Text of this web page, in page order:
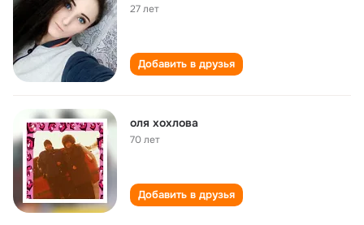
27 лет
Добавить в друзья
оля хохлова
70 лет
Добавить в друзья